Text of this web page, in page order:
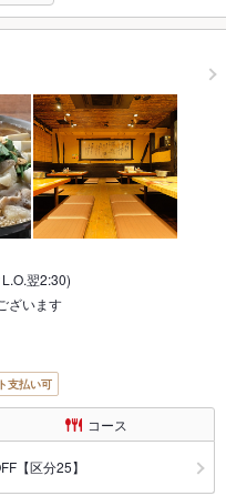
翌2:30)
ざいます
支払い可
コース
【区分25】